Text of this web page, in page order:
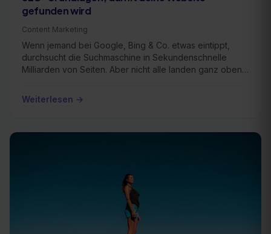
gefunden wird
Content Marketing
Wenn jemand bei Google, Bing & Co. etwas eintippt,
durchsucht die Suchmaschine in Sekundenschnelle
Milliarden von Seiten. Aber nicht alle landen ganz oben
Weiterlesen →